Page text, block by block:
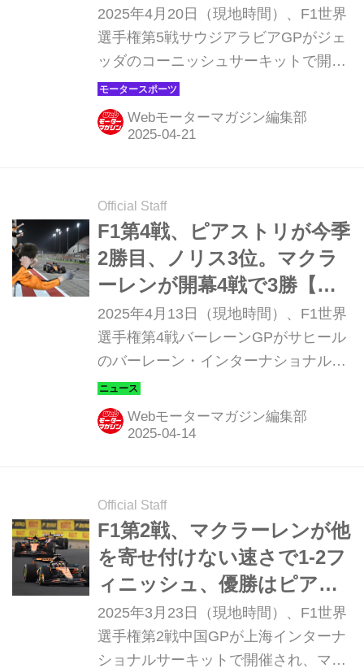
て2位【サウジアラビアGP
決勝】
2025年4月20日（現地時間）、F1世界
選手権第5戦サウジアラビアGPがジェ
ッダのコーニッシュサーキットで開催
され、マクラーレンのオスカー・ピア
ストリが優勝。2位にはレッドブルの
マックス・フェルスタッペン、3位に
1周目にピエール・ガスリー（アルピ
ーヌ）と接触、0周リタイアとなって
いる。
Webモーターマガジン編集部
Official Staff
F1第4戦、ピアストリが今季
2勝目、ノリス3位。マクラ
ーレンが開幕4戦で3勝【バ
ーレーンGP 決勝】
2025年4月13日（現地時間）、F1世界
選手権第4戦バーレーンGPがサヒール
のバーレーン・インターナショナル・
サーキットで開催され、マクラーレン
のオスカー・ピアストリが優勝。2位
にはメルセデスのジョージ・ラッセ
から9位に入賞、レッドブル移籍後初
のポイントを獲得した。
Webモーターマガジン編集部
Official Staff
F1第2戦、マクラーレンが他
を寄せ付けない速さで1-2フ
ィニッシュ、優勝はピアス
トリ【中国GP 決勝】
2025年3月23日（現地時間）、F1世界
選手権第2戦中国GPが上海インターナ
ショナルサーキットで開催され、マク